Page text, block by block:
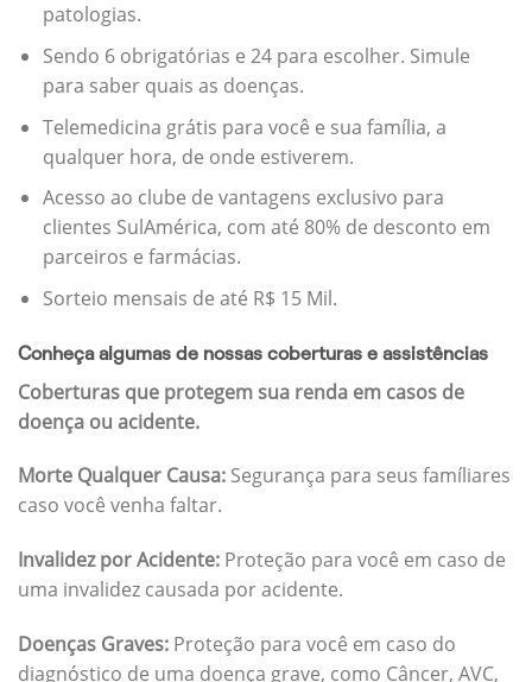
patologias.
Sendo 6 obrigatórias e 24 para escolher. Simule
para saber quais as doenças.
Telemedicina grátis para você e sua família, a
qualquer hora, de onde estiverem.
Acesso ao clube de vantagens exclusivo para
clientes SulAmérica, com até 80% de desconto em
parceiros e farmácias.
Sorteio mensais de até R$ 15 Mil.
Conheça algumas de nossas coberturas e assistências
Coberturas que protegem sua renda em casos de
doença ou acidente.
Morte Qualquer Causa: Segurança para seus famíliares
caso você venha faltar.
Invalidez por Acidente: Proteção para você em caso de
uma invalidez causada por acidente.
Doenças Graves: Proteção para você em caso do
diagnóstico de uma doença grave, como Câncer, AVC,